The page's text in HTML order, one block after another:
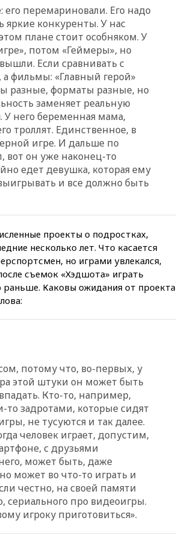
авиакомпании США обязали
проверить самолеты Boeing на
наличие трещин
17:35В Казани пятилетний
ребенок погиб при падении из
окна 10-го этажа
17:17 Bloomberg:
киберкомандование США
расследует серию
самоубийств своих служащих
17:00
полеты в аэропорту
Геленджика
16:50В Братиславе загорелся
крупнейший НПЗ Slovnaft
16:35Мельникова и еще
шесть гимнастов сборной
России не получили визы на
перекрывали второй раз за
шести до 12 лет колонии
15:45 Верховный суд 10
августа рассмотрит иск о
снятии «Яблока» с выборов
15:35Четыре человека
пострадали при пожаре на
складе с красками в Брянске
15:15«Аэрофлот» с 1 октября
возобновит ежедневные
рейсы в Абу-Даби
14:52 Турция, Саудовская
Аравия и Пакистан
объединились в военный
перемариновали. Его надо
яркие конкуренты. У нас
плане стоит особняком. У
потом «Геймеры», но
Если сравнивать с
фильмы: «Главный герой»
разные, форматы разные, но
заменяет реальную
У него беременная мама,
троллят. Единственное, в
игре. И дальше по
вот он уже наконец-то
едет девушка, которая ему
и все должно быть
проекты о подростках,
несколько лет. Что касается
но играми увлекался,
съемок «Хэдшота» играть
раньше. Каковы ожидания от проекта
потому что, во-первых, у
этой штуки он может быть
Кто-то, например,
то задротами, которые сидят
не тусуются и так далее.
человек играет, допустим,
с друзьями
может быть, даже
может во что-то играть и
честно, на своей памяти
сериального про видеоигры.
игроку приготовиться».